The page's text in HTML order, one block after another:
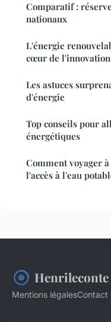
Comparatif :
nationaux
L'énergie
cœur de l'innovation
Les astuces
d'énergie
Top conseils pour
énergétiques
Comment voyager
l'accès à l'eau
Henrileconte
Mentions légalesContact